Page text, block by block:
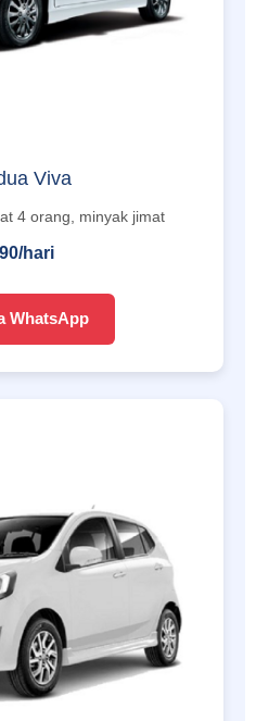
Viva
4 orang, minyak jimat
hari
WhatsApp